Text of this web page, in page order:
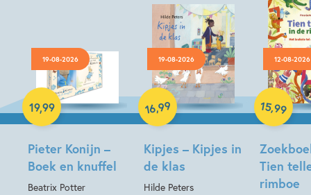
19-08-2026
Pieter Konijn –
Boek en knuffel
Beatrix Potter
19,99
Hardcover
19-08-2026
Kipjes – Kipjes in
de klas
Hilde Peters
16,99
Hardcover
12-08-2026
Tien
rimboe
15,99
Hardcover